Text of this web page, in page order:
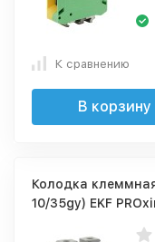
К сравнению
В корзину
Колодка
10/35gy) EKF